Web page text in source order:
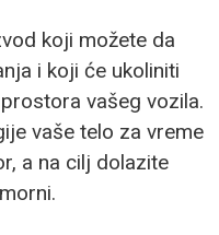
koji možete da
i koji će ukoliniti
vašeg vozila.
vaše telo za vreme
a na cilj dolazite